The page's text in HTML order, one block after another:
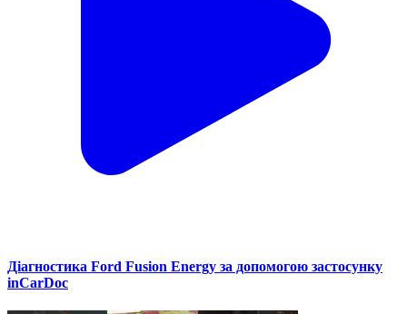
Діагностика Ford Fusion Energy за допомогою застосунку
inCarDoc